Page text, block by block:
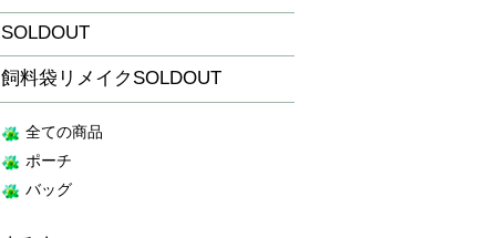
SOLDOUT
飼料袋リメイクSOLDOUT
全ての商品
ポーチ
バッグ